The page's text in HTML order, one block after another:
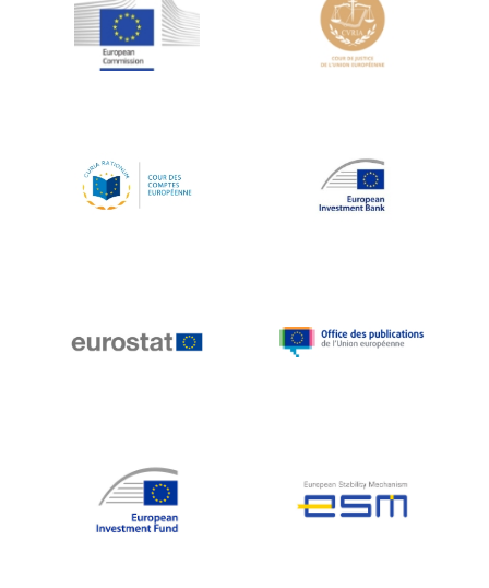
Jean-Louis Schiltz
Jean-Victor Louis
Johnny Åkerholm
Katharien L.C. Hunt
Klaus-Heiner Lehne
Koen LENAERTS
Lars Heikensten